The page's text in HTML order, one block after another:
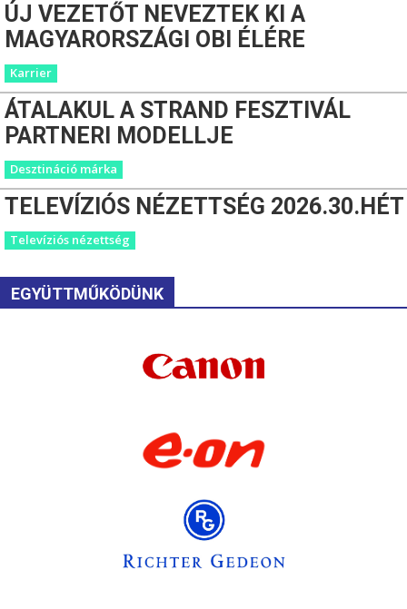
ÚJ VEZETŐT NEVEZTEK KI A
MAGYARORSZÁGI OBI ÉLÉRE
Karrier
ÁTALAKUL A STRAND FESZTIVÁL
PARTNERI MODELLJE
Desztináció márka
TELEVÍZIÓS NÉZETTSÉG 2026.30.HÉT
Televíziós nézettség
EGYÜTTMŰKÖDÜNK